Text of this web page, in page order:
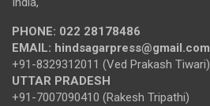
PHONE: 022 28178486
EMAIL: hindsagarpress@gmail.com
+91-8329312011 (Ved Prakash Tiwari)
UTTAR PRADESH
+91-7007090410 (Rakesh Tripathi)